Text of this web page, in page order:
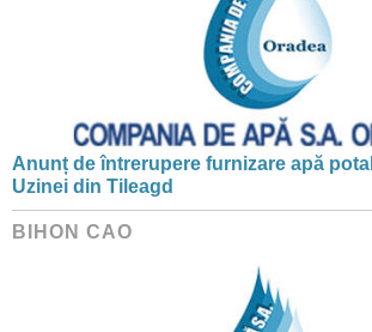
Anunț de întrerupere furnizare apă
Uzinei din Tileagd
BIHON CAO